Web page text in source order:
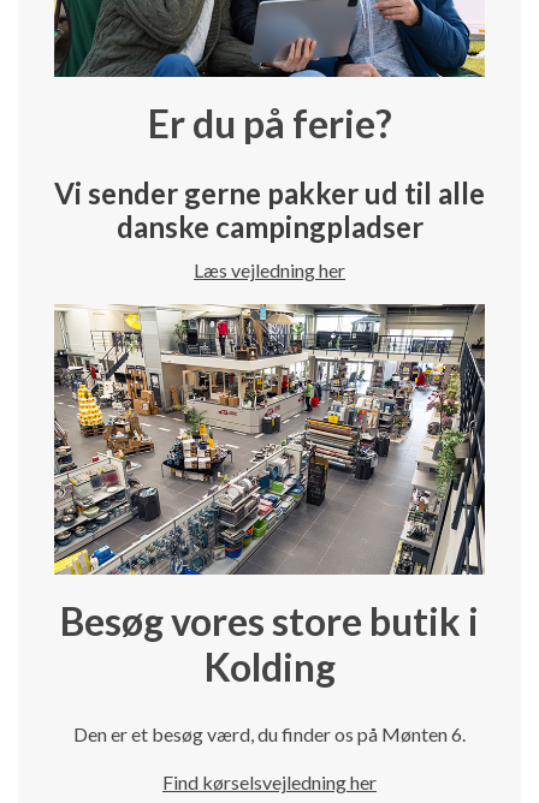
Er du på ferie?
Vi sender gerne pakker ud til alle
danske campingpladser
Læs vejledning her
Besøg vores store butik i
Kolding
Den er et besøg værd, du finder os på Mønten 6.
Find kørselsvejledning her